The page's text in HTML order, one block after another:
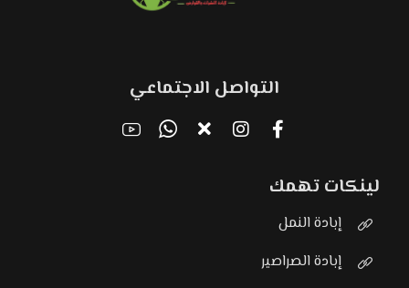
التواصل الاجتماعي
لينكات تهمك
إبادة النمل
إبادة الصراصير